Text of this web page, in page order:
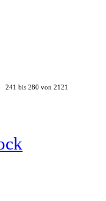
241 bis 280 von 2121